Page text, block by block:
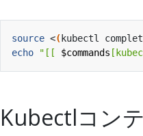
source <( kubectl
echo
"[[ $commands
Kubectlコン